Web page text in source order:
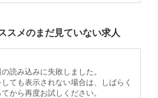
スメのまだ見ていない求人
読み込みに失敗しました。
ても表示されない場合は、しばらく
から再度お試しください。